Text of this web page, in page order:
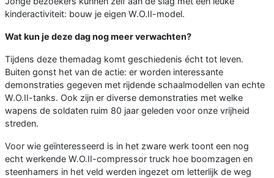
kinderactiviteit: bouw je eigen W.O.II-model.
Wat kun je deze dag nog meer verwachten?
Tijdens deze themadag komt geschiedenis écht tot leven.
Buiten gonst het van de actie: er worden interessante
demonstraties gegeven met rijdende schaalmodellen van echte
W.O.II-tanks. Ook zijn er diverse demonstraties met welke
wapens de soldaten ruim 80 jaar geleden voor onze vrijheid
streden.
Voor wie geïnteresseerd is in het zware werk toont een nog
echt werkende W.O.II-compressor truck hoe boomzagen en
steenhamers in het veld werden ingezet om letterlijk de weg